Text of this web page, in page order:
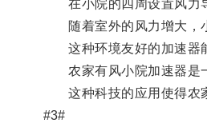
在小院的四周设置风力导
随着室外的风力增大，小
这种环境友好的加速器能
农家有风小院加速器是一
这种科技的应用使得农家
#3#